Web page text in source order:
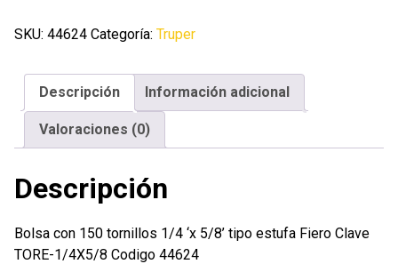
tornillos
tipo
estufa
cantidad
SKU: 44624 Categoría: Truper
Descripción Información adicional
Valoraciones (0)
Descripción
Bolsa con 150 tornillos 1/4 ‘x 5/8’ tipo estufa Fiero Clave
TORE-1/4X5/8 Codigo 44624